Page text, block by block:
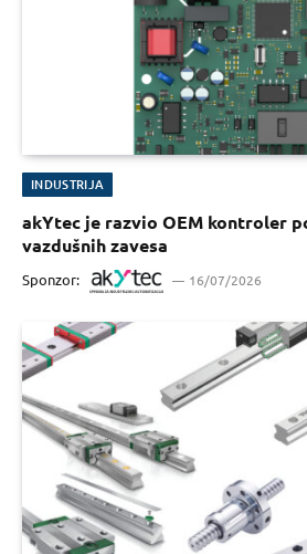
INDUSTRIJA
akYtec je razvio OEM kontroler
vazdušnih zavesa
Sponzor: 16/07/2026